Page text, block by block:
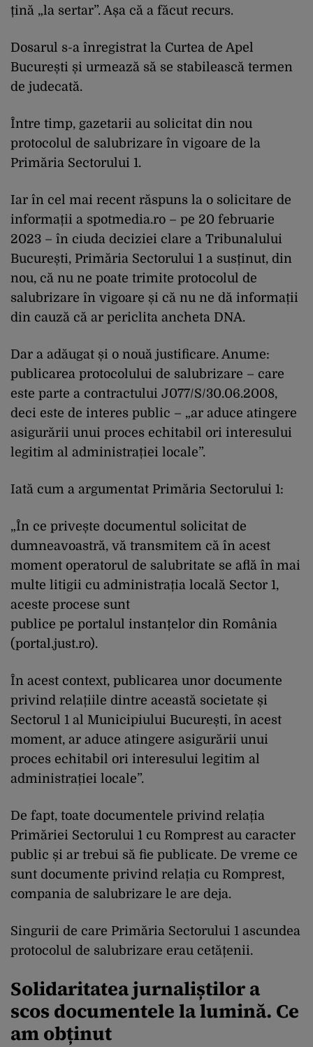
țină „la sertar”. Așa că a făcut recurs.
Dosarul s-a înregistrat la Curtea de Apel
București și urmează să se stabilească termen
de judecată.
Între timp, gazetarii au solicitat din nou
protocolul de salubrizare în vigoare de la
Primăria Sectorului 1.
Iar în cel mai recent răspuns la o solicitare de
informații a spotmedia.ro – pe 20 februarie
2023 – în ciuda deciziei clare a Tribunalului
București, Primăria Sectorului 1 a susținut, din
nou, că nu ne poate trimite protocolul de
salubrizare în vigoare și că nu ne dă informații
din cauză că ar periclita ancheta DNA.
Dar a adăugat și o nouă justificare. Anume:
publicarea protocolului de salubrizare – care
este parte a contractului J077/S/30.06.2008,
deci este de interes public – „ar aduce atingere
asigurării unui proces echitabil ori interesului
legitim al administrației locale”.
Iată cum a argumentat Primăria Sectorului 1:
„În ce privește documentul solicitat de
dumneavoastră, vă transmitem că în acest
moment operatorul de salubritate se află în mai
multe litigii cu administrația locală Sector 1,
aceste procese sunt
publice pe portalul instanțelor din România
(portal.just.ro).
În acest context, publicarea unor documente
privind relațiile dintre această societate și
Sectorul 1 al Municipiului București, în acest
moment, ar aduce atingere asigurării unui
proces echitabil ori interesului legitim al
administrației locale”.
De fapt, toate documentele privind relația
Primăriei Sectorului 1 cu Romprest au caracter
public și ar trebui să fie publicate. De vreme ce
sunt documente privind relația cu Romprest,
compania de salubrizare le are deja.
Singurii de care Primăria Sectorului 1 ascundea
protocolul de salubrizare erau cetățenii.
Solidaritatea jurnaliștilor a
scos documentele la lumină. Ce
am obținut